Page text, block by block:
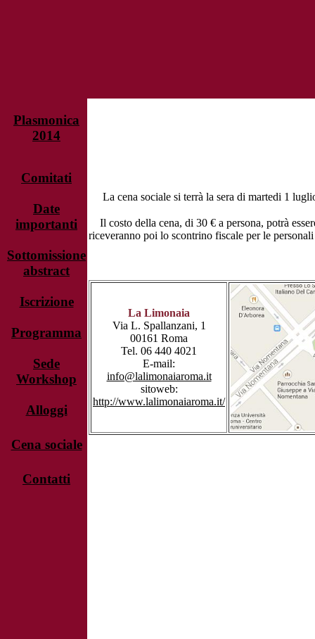
Plasmonica
2014
Comitati
Date
importanti
Sottomissione
abstract
Iscrizione
Programma
Sede
Workshop
Alloggi
Cena sociale
Contatti
La cena sociale si terrà la sera di martedi 1
Il costo della cena, di 30 € a persona, potrà
riceveranno poi lo scontrino fiscale per le
La Limonaia
Via L. Spallanzani, 1
00161 Roma
Tel. 06 440 4021
E-mail:
info@lalimonaiaroma.it
sitoweb:
http://www.lalimonaiaroma.it/